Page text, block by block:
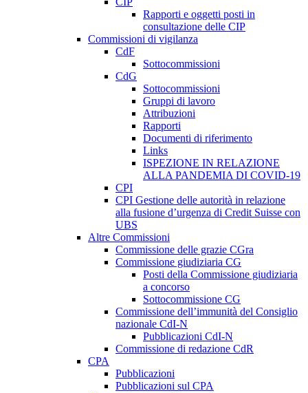
Rapporti e oggetti posti in
consultazione delle CIP
Commissioni di vigilanza
CdF
Sottocommissioni
CdG
Sottocommissioni
Gruppi di lavoro
Attribuzioni
Rapporti
Documenti di riferimento
Links
ISPEZIONE IN RELAZIONE
ALLA PANDEMIA DI COVID-19
CPI
CPI Gestione delle autorità in relazione
alla fusione d’urgenza di Credit Suisse con
UBS
Altre Commissioni
Commissione delle grazie CGra
Commissione giudiziaria CG
Posti della Commissione giudiziaria
a concorso
Sottocommissione CG
Commissione dell’immunità del Consiglio
nazionale CdI-N
Pubblicazioni CdI-N
Commissione di redazione CdR
CPA
Pubblicazioni
Pubblicazioni sul CPA